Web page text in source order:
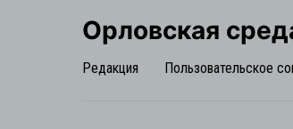
Орловская
Редакция Пользовательское